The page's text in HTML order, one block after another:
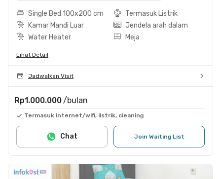
Single Bed 100x200 cm
Termasuk Listrik
Kamar Mandi Luar
Jendela arah dalam
Water Heater
Meja
Lihat Detail
Jadwalkan Visit
Rp1.000.000 /bulan
Termasuk internet/wifi, listrik, cleaning
Join Waiting List
Chat